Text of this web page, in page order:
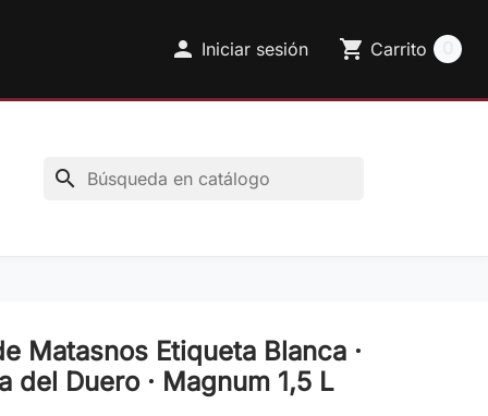
 Iniciar sesión shopping_cart Carrito
search
Matasnos Etiqueta Blanca ·
del Duero · Magnum 1,5 L